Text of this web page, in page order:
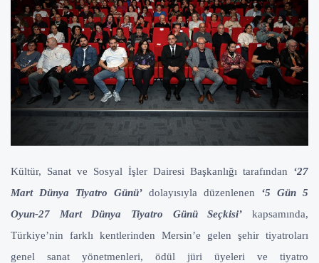
Kültür, Sanat ve Sosyal İşler Dairesi Başkanlığı tarafından ‘27
Mart Dünya Tiyatro Günü’ dolayısıyla düzenlenen ‘5 Gün 5
Oyun-27 Mart Dünya Tiyatro Günü Seçkisi’ kapsamında,
Türkiye’nin farklı kentlerinden Mersin’e gelen şehir tiyatroları
genel sanat yönetmenleri, ödül jüri üyeleri ve tiyatro